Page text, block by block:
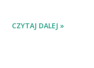
CZYTAJ DALEJ »